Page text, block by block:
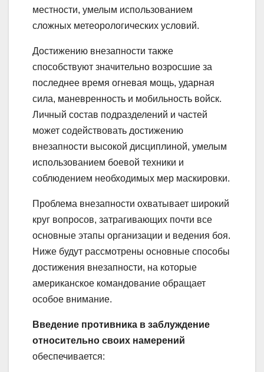
местности, умелым использованием
сложных метеорологических условий.
Достижению внезапности также
способствуют значительно возросшие за
последнее время огневая мощь, ударная
сила, маневренность и мобильность войск.
Личный состав подразделений и частей
может содействовать достижению
внезапности высокой дисциплиной, умелым
использованием боевой техники и
соблюдением необходимых мер маскировки.
Проблема внезапности охватывает широкий
круг вопросов, затрагивающих почти все
основные этапы организации и ведения боя.
Ниже будут рассмотрены основные способы
достижения внезапности, на которые
американское командование обращает
особое внимание.
Введение противника в заблуждение
относительно своих намерений
обеспечивается: